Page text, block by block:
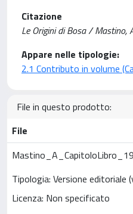
Citazione
Le Origini di Bosa /
Appare nelle tipologie:
2.1 Contributo in volume
File in questo prodotto:
File
Tipologia: Versione editoriale
Licenza: Non specificato